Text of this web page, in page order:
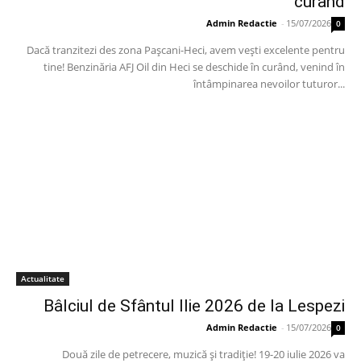
Admin Redactie - 15/07/2026 0
Dacă tranzitezi des zona Pașcani-Heci, avem vești excelente pentru
tine! Benzinăria AFJ Oil din Heci se deschide în curând, venind în
întâmpinarea nevoilor tuturor...
Actualitate
Bâlciul de Sfântul Ilie 2026 de la Lespezi
Admin Redactie - 15/07/2026 0
Două zile de petrecere, muzică și tradiție! 19-20 iulie 2026 va